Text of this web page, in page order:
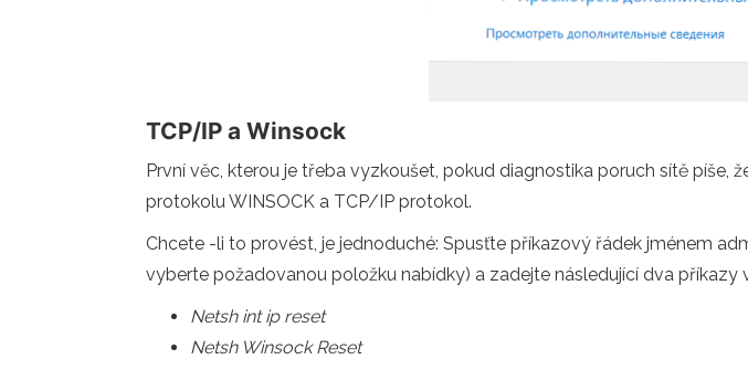
TCP/IP a Winsock
První věc, kterou je třeba vyzkoušet, pokud diagnostika poruch sítě
protokolu WINSOCK a TCP/IP protokol.
Chcete -li to provést, je jednoduché: Spusťte příkazový řádek jménem
vyberte požadovanou položku nabídky) a zadejte následující dva příkazy
Netsh int ip reset
Netsh Winsock Reset